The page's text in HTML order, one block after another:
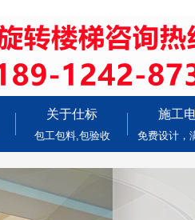
关于仕标
包工包料,包验收
施工
免费设计，